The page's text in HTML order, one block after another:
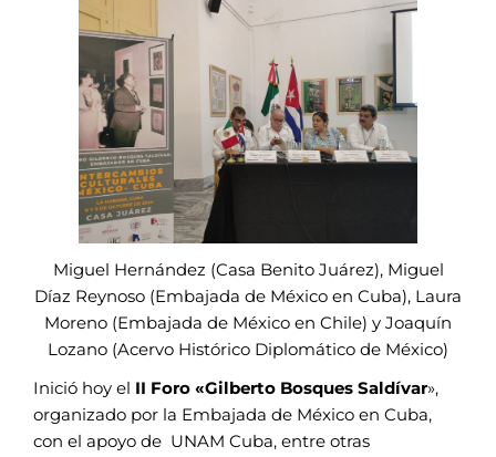
Miguel Hernández (Casa Benito Juárez), Miguel
Díaz Reynoso (Embajada de México en Cuba), Laura
Moreno (Embajada de México en Chile) y Joaquín
Lozano (Acervo Histórico Diplomático de México)
Inició hoy el II Foro «Gilberto Bosques Saldívar»,
organizado por la Embajada de México en Cuba,
con el apoyo de UNAM Cuba, entre otras